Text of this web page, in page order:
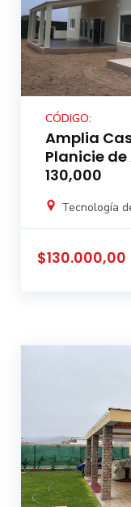
CÓDIGO:
Amplia
Planicie de
130,000
Tecnología
$130.000,00